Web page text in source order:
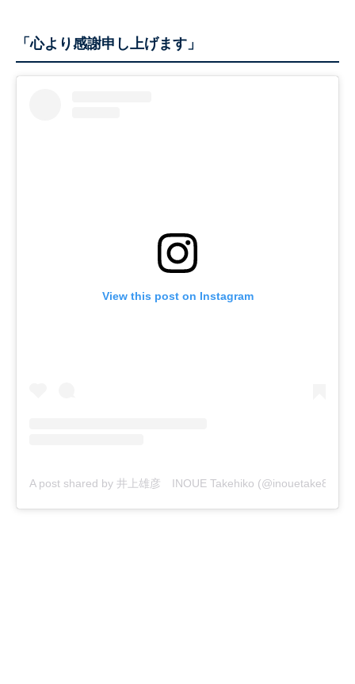
「心より感謝申し上げます」
View this post on Instagram
A post shared by 井上雄彦 INOUE Takehiko (@inouetake88)